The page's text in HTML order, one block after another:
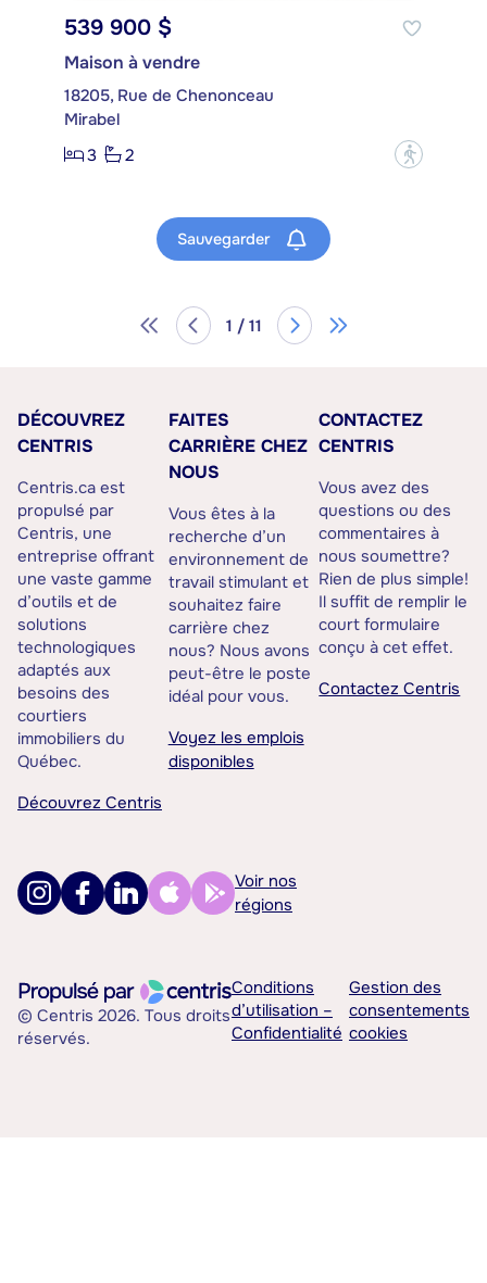
539 900 $
Maison à vendre
18205, Rue de Chenonceau
Mirabel
3
2 ?
Sauvegarder
1 / 11
DÉCOUVREZ
CENTRIS
Centris.ca est
propulsé par
Centris, une
entreprise offrant
une vaste gamme
d’outils et de
solutions
technologiques
adaptés aux
besoins des
courtiers
immobiliers du
Québec.
Découvrez Centris
FAITES
CARRIÈRE CHEZ
NOUS
Vous êtes à la
recherche d’un
environnement de
travail stimulant et
souhaitez faire
carrière chez
nous? Nous avons
peut-être le poste
idéal pour vous.
Voyez les emplois
disponibles
CONTACTEZ
CENTRIS
Vous avez des
questions ou des
commentaires à
nous soumettre?
Rien de plus simple!
Il suffit de remplir le
court formulaire
conçu à cet effet.
Contactez Centris
Voir nos
régions
© Centris 2026. Tous droits
réservés.
Conditions
d’utilisation –
Confidentialité
Gestion des
consentements
cookies